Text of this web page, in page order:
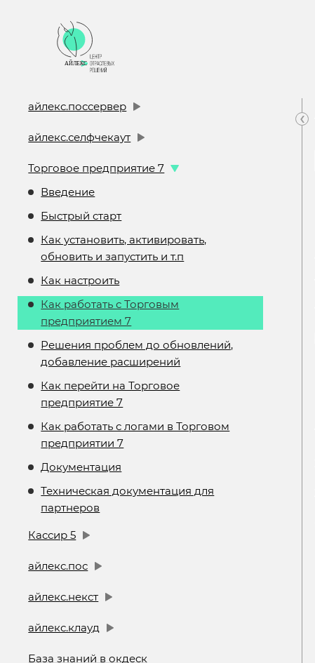
айлекс.поссервер
айлекс.селфчекаут
Торговое предприятие 7
Введение
Быстрый старт
Как установить, активировать,
обновить и запустить и т.п
Как настроить
Как работать с Торговым
предприятием 7
Решения проблем до обновлений,
добавление расширений
Как перейти на Торговое
предприятие 7
Как работать с логами в Торговом
предприятии 7
Документация
Техническая документация для
партнеров
Кассир 5
айлекс.пос
айлекс.некст
айлекс.клауд
База знаний в окдеск
‹